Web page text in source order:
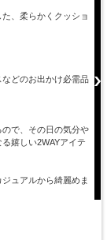
、柔らかくクッショ
どのお出かけ必需品
で、その日の気分や
嬉しい2WAYアイテ
ュアルから綺麗めま